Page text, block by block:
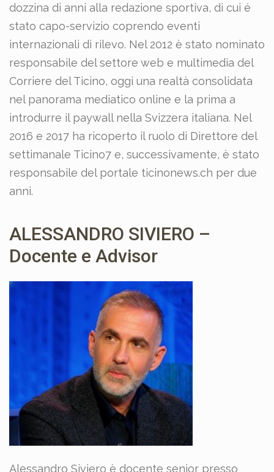
dozzina di anni alla redazione sportiva, di cui é
stato capo-servizio coprendo eventi
internazionali di rilevo. Nel 2012 è stato nominato
responsabile del settore web e multimedia del
Corriere del Ticino, oggi una realtà consolidata
nel panorama mediatico online e la prima a
introdurre il paywall nella Svizzera italiana. Nel
2016 e 2017 ha ricoperto il ruolo di Direttore del
settimanale Ticino7 e, successivamente, è stato
responsabile del portale ticinonews.ch per due
anni.
ALESSANDRO SIVIERO –
Docente e Advisor
Alessandro Siviero è docente senior presso